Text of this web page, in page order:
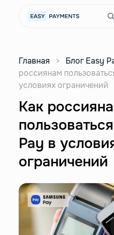
Главная > Блог Easy
россиянам
условиях ограничений
Как
Pay в
ограничений